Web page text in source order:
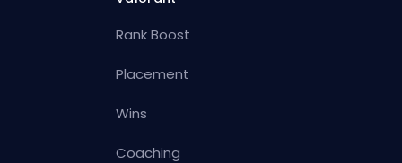
Rank Boost
Placement
Wins
Coaching